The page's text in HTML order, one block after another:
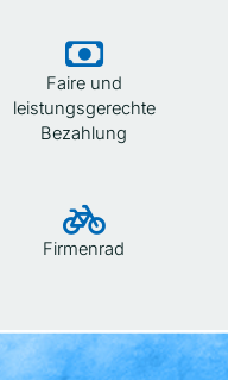
Faire und
leistungsgerechte
Bezahlung
Firmenrad